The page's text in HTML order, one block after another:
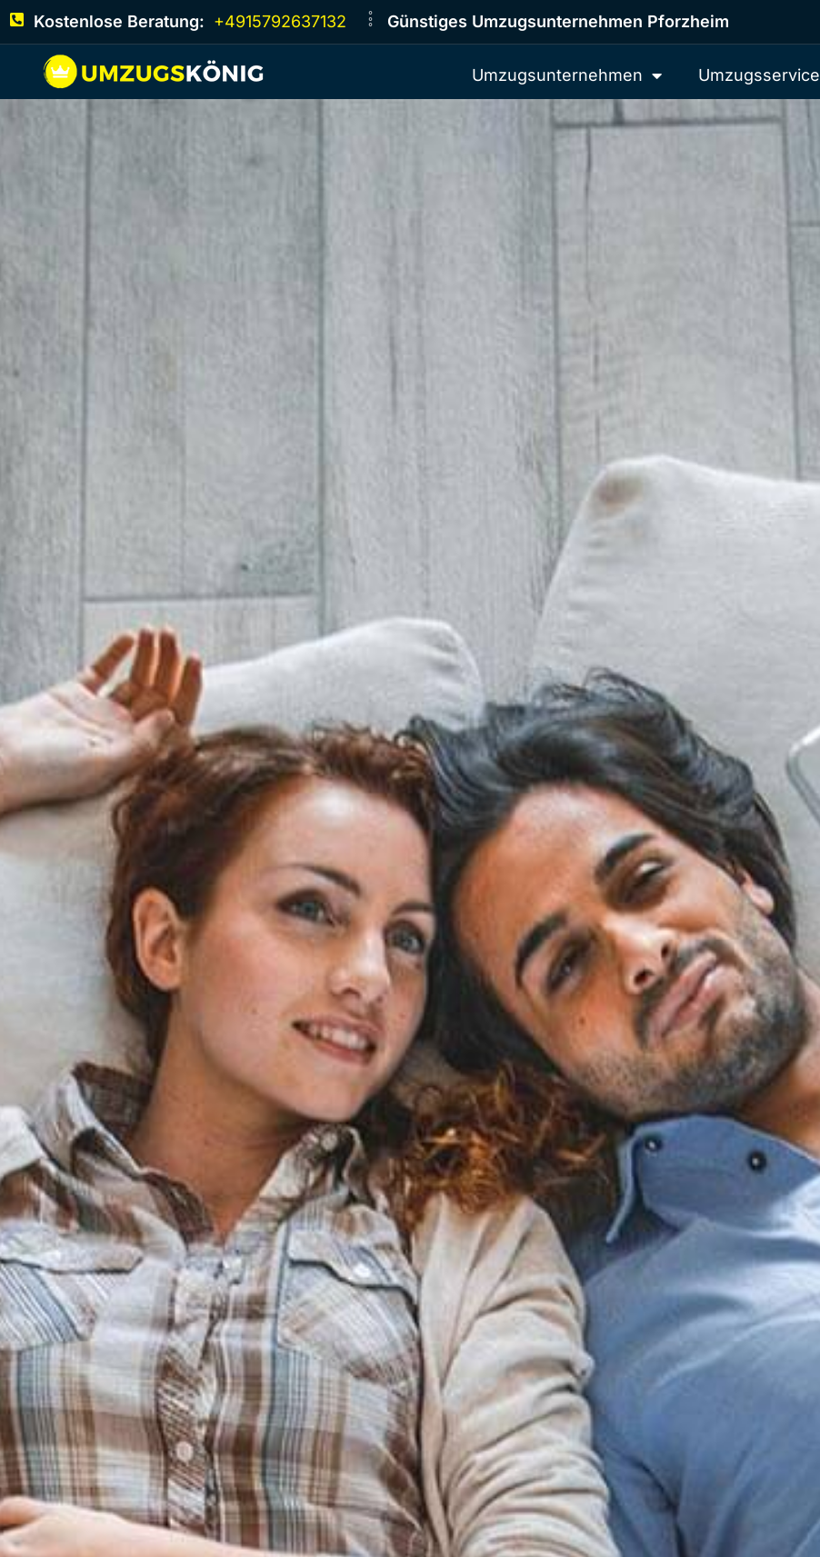
Kostenlose Beratung: +4915792637132 Günstiges Umzugsunternehmen Pforzheim
Umzugsunternehmen Umzugsservice